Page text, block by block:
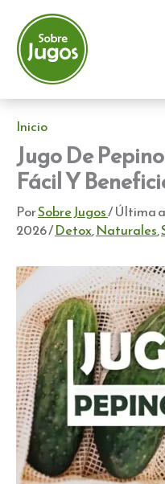
contenido
Inicio
Jugo De
Fácil Y
PorSobre Jugos/ Última
2026/Detox,Naturales,